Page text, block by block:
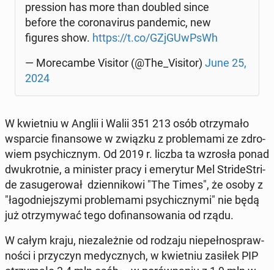
pres­sion has more than doubled since
before the co­ro­na­vi­rus pan­de­mic, new
figures show. https://t.co/GZj­GUwP­sWh
— Mo­re­cam­be Visitor (@The_Visitor) June 25,
2024
W kwiet­niu w Anglii i Walii 351 213 osób otrzy­ma­ło
wspar­cie fi­nan­so­we w związku z pro­ble­ma­mi ze zdro­
wiem psy­chicz­nym. Od 2019 r. liczba ta wzrosła ponad
dwu­krot­nie, a mi­ni­ster pracy i eme­ry­tur Mel Stri­de­Stri­
de za­su­ge­ro­wał dzien­ni­ko­wi "The Times", że osoby z
"ła­god­niej­szy­mi pro­ble­ma­mi psy­chicz­ny­mi" nie będą
już otrzy­my­wać tego do­fi­nan­so­wa­nia od rządu.
W całym kraju, nie­za­leż­nie od rodzaju nie­peł­no­spraw­
no­ści i przy­czyn me­dycz­nych, w kwiet­niu zasiłek PIP